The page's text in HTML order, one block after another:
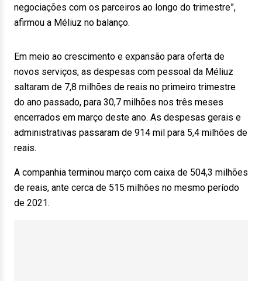
negociações com os parceiros ao longo do trimestre”,
afirmou a Méliuz no balanço.
Em meio ao crescimento e expansão para oferta de
novos serviços, as despesas com pessoal da Méliuz
saltaram de 7,8 milhões de reais no primeiro trimestre
do ano passado, para 30,7 milhões nos três meses
encerrados em março deste ano. As despesas gerais e
administrativas passaram de 914 mil para 5,4 milhões de
reais.
A companhia terminou março com caixa de 504,3 milhões
de reais, ante cerca de 515 milhões no mesmo período
de 2021.